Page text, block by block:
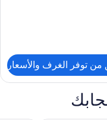
من توفر الغرف والأسعار